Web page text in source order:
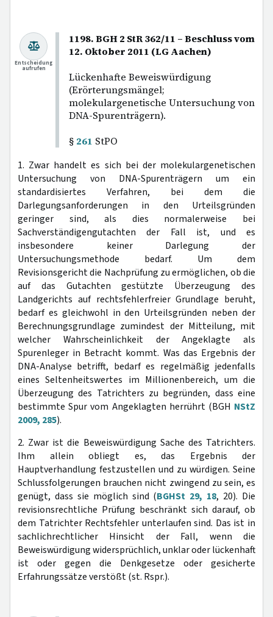
1198. BGH 2 StR 362/11 – Beschluss vom
12. Oktober 2011 (LG Aachen)
Lückenhafte Beweiswürdigung
(Erörterungsmängel;
molekulargenetische Untersuchung von
DNA-Spurenträgern).
§ 261 StPO
Entscheidung
aufrufen
1. Zwar handelt es sich bei der molekulargenetischen
Untersuchung von DNA-Spurenträgern um ein
standardisiertes Verfahren, bei dem die
Darlegungsanforderungen in den Urteilsgründen
geringer sind, als dies normalerweise bei
Sachverständigengutachten der Fall ist, und es
insbesondere keiner Darlegung der
Untersuchungsmethode bedarf. Um dem
Revisionsgericht die Nachprüfung zu ermöglichen, ob die
auf das Gutachten gestützte Überzeugung des
Landgerichts auf rechtsfehlerfreier Grundlage beruht,
bedarf es gleichwohl in den Urteilsgründen neben der
Berechnungsgrundlage zumindest der Mitteilung, mit
welcher Wahrscheinlichkeit der Angeklagte als
Spurenleger in Betracht kommt. Was das Ergebnis der
DNA-Analyse betrifft, bedarf es regelmäßig jedenfalls
eines Seltenheitswertes im Millionenbereich, um die
Überzeugung des Tatrichters zu begründen, dass eine
bestimmte Spur vom Angeklagten herrührt (BGH NStZ
2009, 285).
2. Zwar ist die Beweiswürdigung Sache des Tatrichters.
Ihm allein obliegt es, das Ergebnis der
Hauptverhandlung festzustellen und zu würdigen. Seine
Schlussfolgerungen brauchen nicht zwingend zu sein, es
genügt, dass sie möglich sind (BGHSt 29, 18, 20). Die
revisionsrechtliche Prüfung beschränkt sich darauf, ob
dem Tatrichter Rechtsfehler unterlaufen sind. Das ist in
sachlichrechtlicher Hinsicht der Fall, wenn die
Beweiswürdigung widersprüchlich, unklar oder lückenhaft
ist oder gegen die Denkgesetze oder gesicherte
Erfahrungssätze verstößt (st. Rspr.).